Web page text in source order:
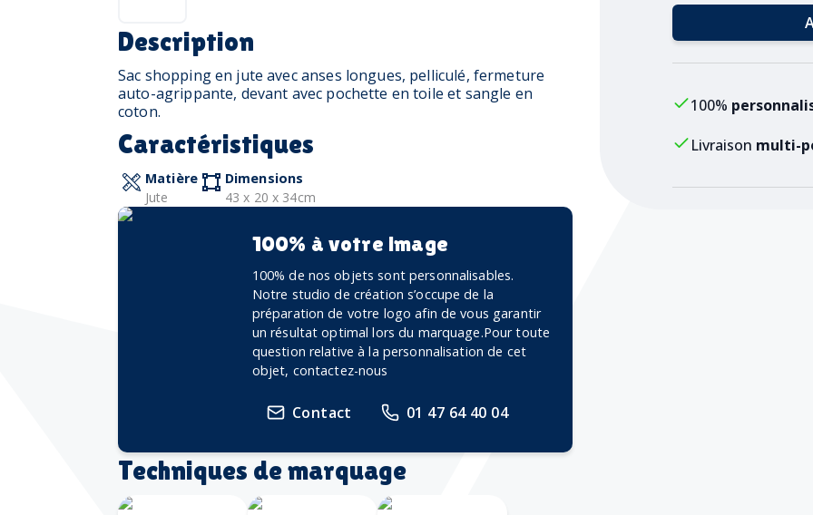
Description
Sac shopping en jute avec anses longues, pelliculé, fermeture
auto-agrippante, devant avec pochette en toile et sangle en
coton.
Caractéristiques
Matière
Jute
Dimensions
43 x 20 x 34cm
100% à votre image
100% de nos objets sont personnalisables.
Notre studio de création s’occupe de la
préparation de votre logo afin de vous garantir
un résultat optimal lors du marquage.Pour toute
question relative à la personnalisation de cet
objet, contactez-nous
Contact 01 47 64 40 04
Techniques de marquage
100%
Livraison multi-